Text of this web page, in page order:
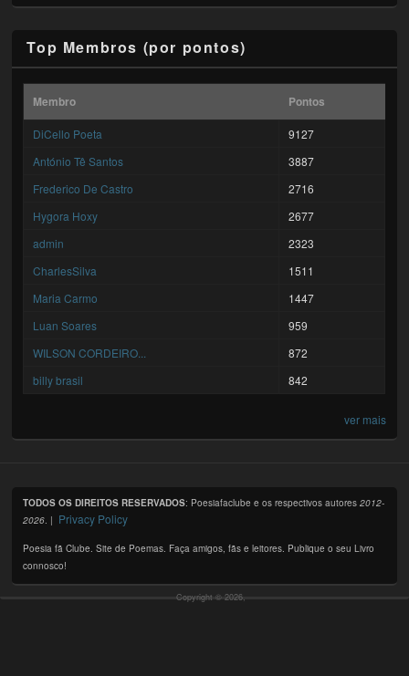
Top Membros (por pontos)
Membro Pontos
DiCello Poeta
9127
António Tê Santos
3887
Frederico De Castro
2716
Hygora Hoxy
2677
admin
2323
CharlesSilva
1511
Maria Carmo
1447
Luan Soares
959
WILSON CORDEIRO...
872
billy brasil
842
ver mais
TODOS OS DIREITOS RESERVADOS: Poesiafaclube e os respectivos autores2012-
2026. | Privacy Policy
Poesia fã Clube. Site de Poemas. Faça amigos, fãs e leitores. Publique o seu Livro
connosco!
Copyright © 2026,